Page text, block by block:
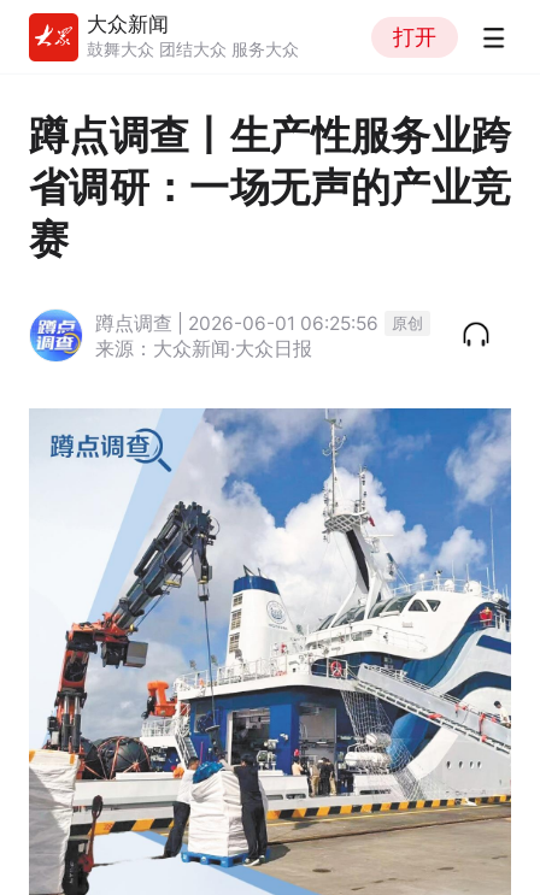
大众新闻
鼓舞大众 团结大众 服务大众
打开
蹲点调查丨生产性服务业跨
省调研：一场无声的产业竞
赛
蹲点调查 | 2026-06-01 06:25:56 原创
来源：大众新闻·大众日报